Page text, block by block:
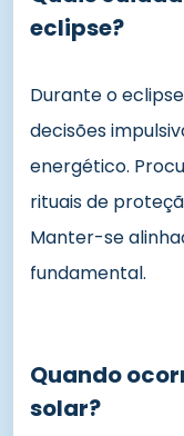
eclipse?
Durante o
decisões
energético.
rituais de
Manter-se
fundamental.
Quando
solar?